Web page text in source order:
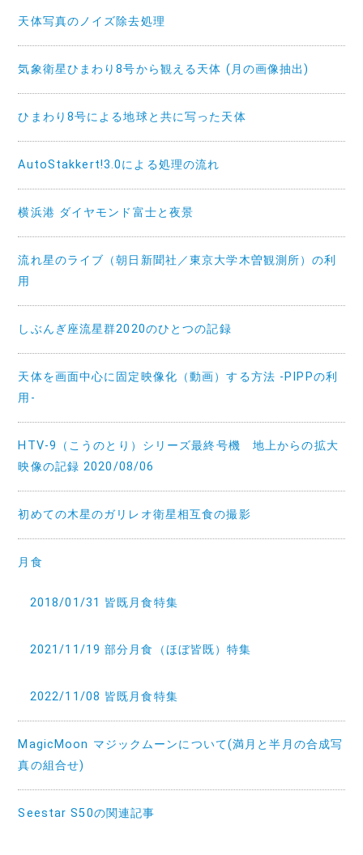
天体写真のノイズ除去処理
気象衛星ひまわり8号から観える天体 (月の画像抽出)
ひまわり8号による地球と共に写った天体
AutoStakkert!3.0による処理の流れ
横浜港 ダイヤモンド富士と夜景
流れ星のライブ（朝日新聞社／東京大学木曽観測所）の利
用
しぶんぎ座流星群2020のひとつの記録
天体を画面中心に固定映像化（動画）する方法 -PIPPの利
用-
HTV-9（こうのとり）シリーズ最終号機 地上からの拡大
映像の記録 2020/08/06
初めての木星のガリレオ衛星相互食の撮影
月食
2018/01/31 皆既月食特集
2021/11/19 部分月食（ほぼ皆既）特集
2022/11/08 皆既月食特集
MagicMoon マジックムーンについて(満月と半月の合成写
真の組合せ)
Seestar S50の関連記事